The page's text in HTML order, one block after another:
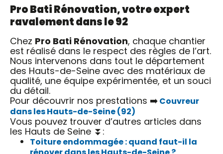
Pro Bati Rénovation, votre expert
ravalement dans le 92
Chez Pro Bati Rénovation, chaque chantier
est réalisé dans le respect des règles de l’art.
Nous intervenons dans tout le département
des Hauts-de-Seine avec des matériaux de
qualité, une équipe expérimentée, et un souci
du détail.
Pour découvrir nos prestations ➡️Couvreur
dans les Hauts-de-Seine (92)
Vous pouvez trouver d’autres articles dans
les Hauts de Seine ⏬:
Toiture endommagée : quand faut-il la